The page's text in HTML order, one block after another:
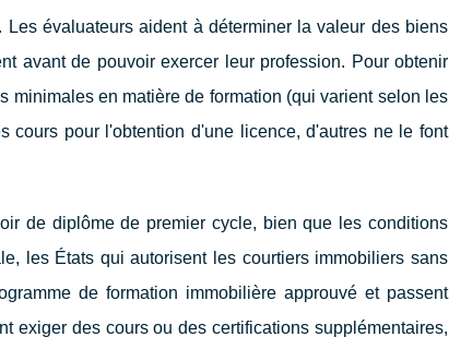
évaluateurs aident à déterminer la valeur des biens
avant de pouvoir exercer leur profession. Pour obtenir
minimales en matière de formation (qui varient selon les
cours pour l'obtention d'une licence, d'autres ne le font
de diplôme de premier cycle, bien que les conditions
les États qui autorisent les courtiers immobiliers sans
de formation immobilière approuvé et passent
exiger des cours ou des certifications supplémentaires,